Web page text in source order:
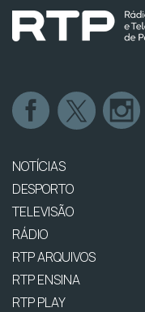
NOTÍCIAS
DESPORTO
TELEVISÃO
RÁDIO
RTP ARQUIVOS
RTP ENSINA
RTP PLAY